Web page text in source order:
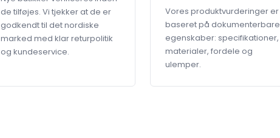
de tilføjes. Vi tjekker at de er
godkendt til det nordiske
marked med klar returpolitik
og kundeservice.
Vores produktvurderinger er
baseret på dokumenterbare
egenskaber: specifikationer,
materialer, fordele og
ulemper.